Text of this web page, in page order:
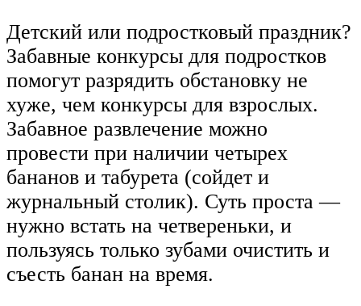
Детский или подростковый праздник?
Забавные конкурсы для подростков
помогут разрядить обстановку не
хуже, чем конкурсы для взрослых.
Забавное развлечение можно
провести при наличии четырех
бананов и табурета (сойдет и
журнальный столик). Суть проста —
нужно встать на четвереньки, и
пользуясь только зубами очистить и
съесть банан на время.